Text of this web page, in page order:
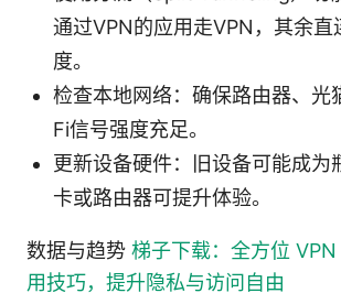
通过VPN的应用走VPN，其余直
度。
检查本地网络：确保路由器、光
Fi信号强度充足。
更新设备硬件：旧设备可能成为
卡或路由器可提升体验。
数据与趋势 梯子下载：全方位
用技巧，提升隐私与访问自由